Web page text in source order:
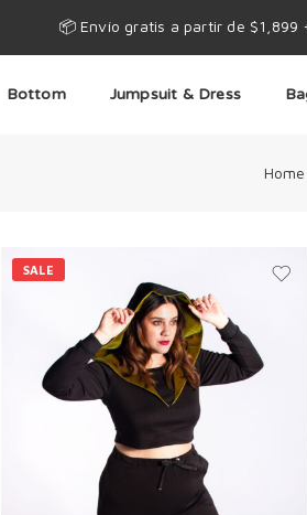
📦 Envío gratis a partir de
Bottom Jumpsuit & Dress
Home
SALE